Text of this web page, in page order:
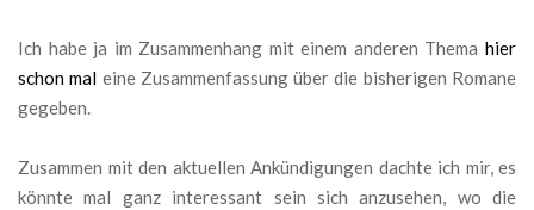
Ich habe ja im Zusammenhang mit einem anderen Thema hier
schon mal eine Zusammenfassung über die bisherigen Romane
gegeben.
Zusammen mit den aktuellen Ankündigungen dachte ich mir, es
könnte mal ganz interessant sein sich anzusehen, wo die